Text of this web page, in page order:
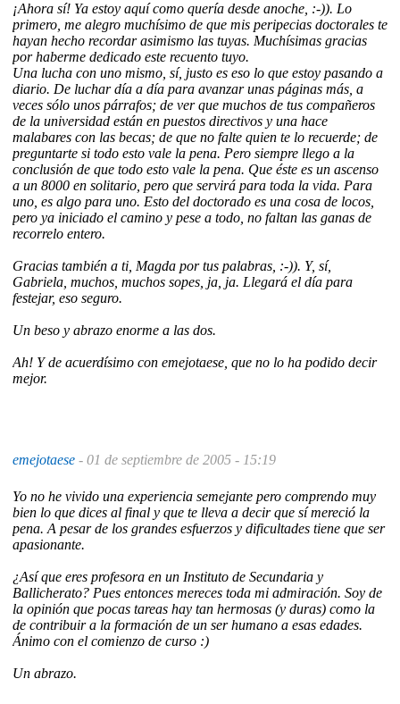
¡Ahora sí! Ya estoy aquí como quería desde anoche, :-)). Lo
primero, me alegro muchísimo de que mis peripecias doctorales te
hayan hecho recordar asimismo las tuyas. Muchísimas gracias
por haberme dedicado este recuento tuyo.
Una lucha con uno mismo, sí, justo es eso lo que estoy pasando a
diario. De luchar día a día para avanzar unas páginas más, a
veces sólo unos párrafos; de ver que muchos de tus compañeros
de la universidad están en puestos directivos y una hace
malabares con las becas; de que no falte quien te lo recuerde; de
preguntarte si todo esto vale la pena. Pero siempre llego a la
conclusión de que todo esto vale la pena. Que éste es un ascenso
a un 8000 en solitario, pero que servirá para toda la vida. Para
uno, es algo para uno. Esto del doctorado es una cosa de locos,
pero ya iniciado el camino y pese a todo, no faltan las ganas de
recorrelo entero.
Gracias también a ti, Magda por tus palabras, :-)). Y, sí,
Gabriela, muchos, muchos sopes, ja, ja. Llegará el día para
festejar, eso seguro.
Un beso y abrazo enorme a las dos.
Ah! Y de acuerdísimo con emejotaese, que no lo ha podido decir
mejor.
emejotaese - 01 de septiembre de 2005 - 15:19
Yo no he vivido una experiencia semejante pero comprendo muy
bien lo que dices al final y que te lleva a decir que sí mereció la
pena. A pesar de los grandes esfuerzos y dificultades tiene que ser
apasionante.
¿Así que eres profesora en un Instituto de Secundaria y
Ballicherato? Pues entonces mereces toda mi admiración. Soy de
la opinión que pocas tareas hay tan hermosas (y duras) como la
de contribuir a la formación de un ser humano a esas edades.
Ánimo con el comienzo de curso :)
Un abrazo.